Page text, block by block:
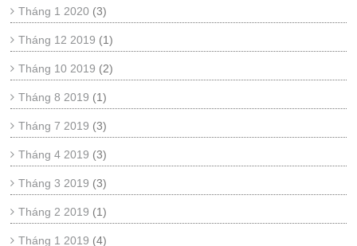
Tháng 1 2020 (3)
Tháng 12 2019 (1)
Tháng 10 2019 (2)
Tháng 8 2019 (1)
Tháng 7 2019 (3)
Tháng 4 2019 (3)
Tháng 3 2019 (3)
Tháng 2 2019 (1)
Tháng 1 2019 (4)